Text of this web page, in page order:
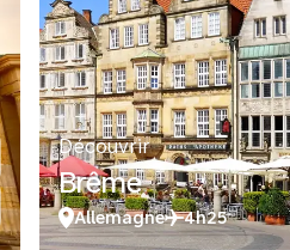
Découvrir
Brême
Allemagne 4h25